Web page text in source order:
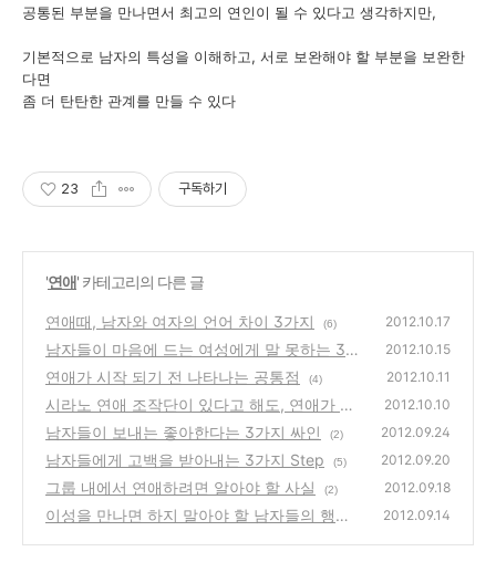
공통된 부분을 만나면서 최고의 연인이 될 수 있다고 생각하지만,
기본적으로 남자의 특성을 이해하고, 서로 보완해야 할 부분을 보완한
다면
좀 더 탄탄한 관계를 만들 수 있다
23 구독하기
'연애' 카테고리의 다른 글
연애때, 남자와 여자의 언어 차이 3가지 (6) 2012.10.17
남자들이 마음에 드는 여성에게 말 못하는 3가
지 이유
(4)
2012.10.15
연애가 시작 되기 전 나타나는 공통점 (4) 2012.10.11
시라노 연애 조작단이 있다고 해도, 연애가 안
되는 3가지 이유
(2)
2012.10.10
남자들이 보내는 좋아한다는 3가지 싸인 (2) 2012.09.24
남자들에게 고백을 받아내는 3가지 Step (5) 2012.09.20
그룹 내에서 연애하려면 알아야 할 사실 (2) 2012.09.18
이성을 만나면 하지 말아야 할 남자들의 행동 2012.09.14